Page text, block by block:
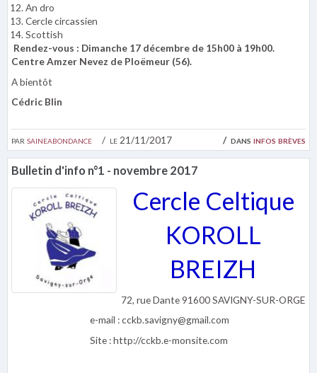
par saineabondance le 21/11/2017 dans infos brèves
An dro
Cercle circassien
Scottish
Rendez-vous : Dimanche 17 décembre de 15h00 à 19h00.
Centre Amzer Nevez de Ploëmeur (56).
A bientôt
Cédric Blin
Bulletin d'info n°1 - novembre 2017
Cercle Celtique
KOROLL
BREIZH
72, rue Dante 91600 SAVIGNY-SUR-ORGE
e-mail : cckb.savigny@gmail.com
Site : http://cckb.e-monsite.com